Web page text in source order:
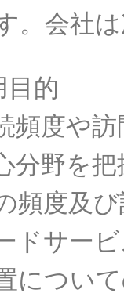
。 会社は
目的
頻度や訪
分野を把
頻度及 び
ドサー
につい